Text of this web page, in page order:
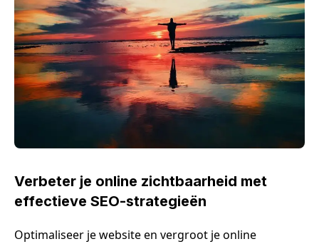
Verbeter je online zichtbaarheid met
effectieve SEO-strategieën
Optimaliseer je website en vergroot je online